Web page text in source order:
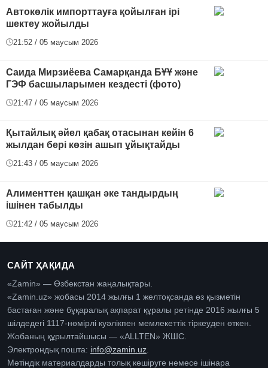
Автокөлік импорттауға қойылған ірі
шектеу жойылды
21:52 / 05 маусым 2026
Саида Мирзиёева Самарқанда БҰҰ және
ГЭФ басшыларымен кездесті (фото)
21:47 / 05 маусым 2026
Қытайлық әйел қабақ отасынан кейін 6
жылдан бері көзін ашып ұйықтайды
21:43 / 05 маусым 2026
Алименттен қашқан әке тандырдың
ішінен табылды
21:42 / 05 маусым 2026
САЙТ ҲАҚИДА
«Zamin» — Өзбекстан жаңалықтары.
«Zamin.uz» жобасы 2014 жылғы 1 желтоқсанда өз қызметін
бастаған және бұқаралық ақпарат құралы ретінде 2016 жылғы 5
шілдедегі 1117-нөмірлі куәлікпен мемлекеттік тіркеуден өткен.
Жобаның құрылтайшысы — «ALLTEN» ЖШС.
Электрондық пошта: info@zamin.uz
Мәтіндік материалдарды толық көшіруге немесе ішінара